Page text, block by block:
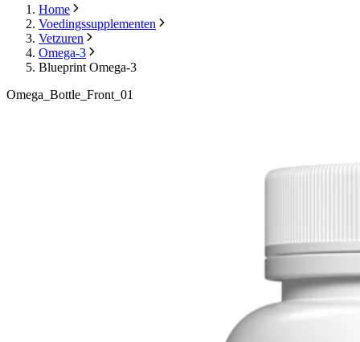
Home
Voedingssupplementen
Vetzuren
Omega-3
Blueprint Omega-3
Omega_Bottle_Front_01